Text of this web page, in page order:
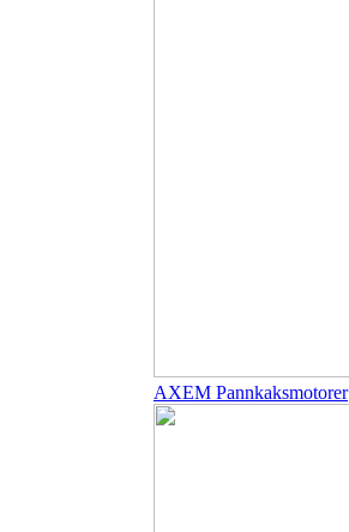
AXEM Pannkaksmotorer